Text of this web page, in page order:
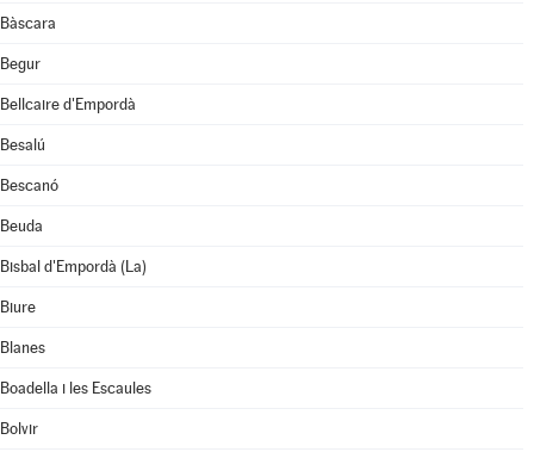
Bàscara
Begur
Bellcaire d'Empordà
Besalú
Bescanó
Beuda
Bisbal d'Empordà (La)
Biure
Blanes
Boadella i les Escaules
Bolvir